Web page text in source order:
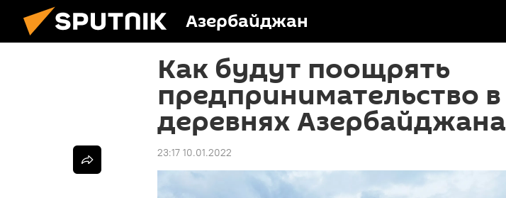
Азербайджан
Как будут поощрять
предпринимательство в
деревнях Азербайджана
23:17 10.01.2022